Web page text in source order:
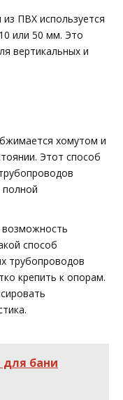
ПВХ используется
или 50 мм. Это
вертикальных и
хомутом и
Этот способ
способ
трубопроводов
крепить к опорам.
для бани